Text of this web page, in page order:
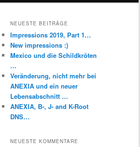
NEUESTE BEITRÄGE
Impressions 2019, Part 1…
New impressions :)
Mexico und die Schildkröten
…
Veränderung, nicht mehr bei
ANEXIA und ein neuer
Lebensabschnitt …
ANEXIA, B-, J- and K-Root
DNS…
NEUESTE KOMMENTARE